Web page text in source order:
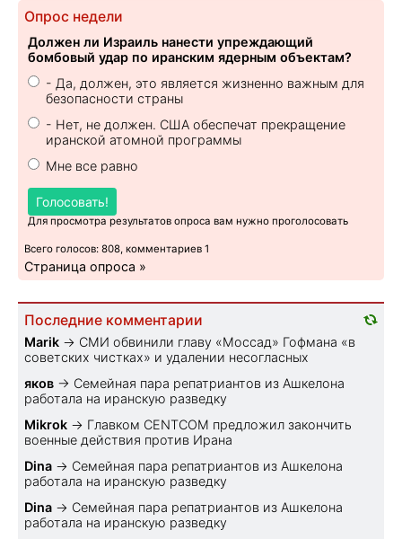
Опрос недели
Должен ли Израиль нанести упреждающий
бомбовый удар по иранским ядерным объектам?
- Да, должен, это является жизненно важным для
безопасности страны
- Нет, не должен. США обеспечат прекращение
иранской атомной программы
Мне все равно
Голосовать!
Для просмотра результатов опроса вам нужно проголосовать
Всего голосов: 808, комментариев 1
Страница опроса »
Последние комментарии
Marik → СМИ обвинили главу «Моссад» Гофмана «в
советских чистках» и удалении несогласных
яков → Семейная пара репатриантов из Ашкелона
работала на иранскую разведку
Mikrok → Главком CENTCOM предложил закончить
военные действия против Ирана
Dina → Семейная пара репатриантов из Ашкелона
работала на иранскую разведку
Dina → Семейная пара репатриантов из Ашкелона
работала на иранскую разведку